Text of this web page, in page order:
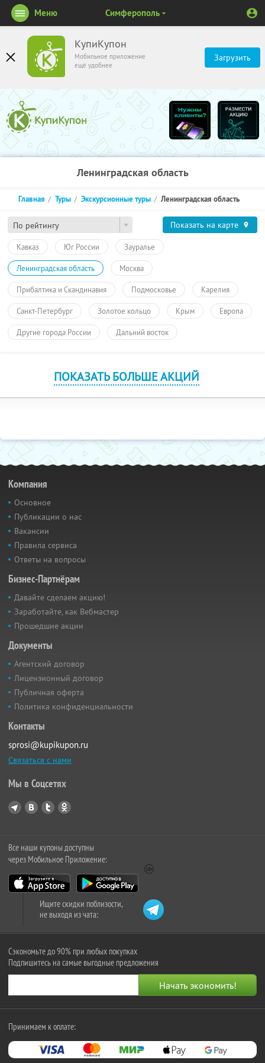
КупиКупон
Мобильное приложение
ещё удобнее
Загрузить
Меню Симферополь
Ленинградская область
По рейтингу
Главная Туры Экскурсионные туры Ленинградская область
Показать на карте
Кавказ Юг России Зауралье
Ленинградская область Москва
Прибалтика и Скандинавия Подмосковье Карелия
Санкт-Петербург Золотое кольцо Крым Европа
Другие города России Дальний восток
ПОКАЗАТЬ БОЛЬШЕ АКЦИЙ
Компания
Основное
Публикации о нас
Вакансии
Правила сервиса
Ответы на вопросы
Бизнес-Партнёрам
Давайте сделаем акцию!
Заработайте, как Вебмастер
Прошедшие акции
Документы
Агентский договор
Лицензионный договор
Публичная оферта
Политика конфиденциальности
Контакты
sprosi@kupikupon.ru
Связаться с нами
Мы в Соцсетях
Все наши купоны доступны
через Мобильное Приложение:
Ищите скидки поблизости,
не выходя из чата:
Сэкономьте до 90% при любых покупках
Подпишитесь на самые выгодные предложения
Принимаем к оплате: